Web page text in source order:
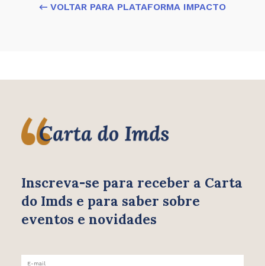
← VOLTAR PARA PLATAFORMA IMPACTO
Inscreva-se para receber a Carta
do Imds e para saber sobre
eventos e novidades